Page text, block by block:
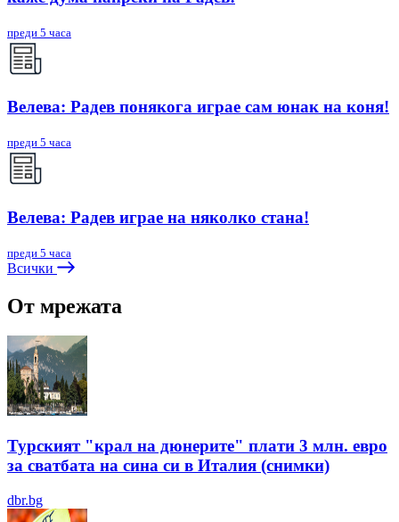
преди 5 часа
Велева: Радев понякога играе сам юнак на коня!
преди 5 часа
Велева: Радев играе на няколко стана!
преди 5 часа
Всички
От мрежата
Турският "крал на дюнерите" плати 3 млн. евро
за сватбата на сина си в Италия (снимки)
dbr.bg